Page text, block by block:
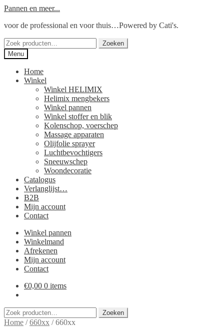
Ga
naar
Ga
de
Pannen en meer...
voor de professional en voor thuis…Powered by Cati's.
Zoeken
naar:
Zoeken
Menu
Home
Winkel
Winkel HELIMIX
Helimix mengbekers
Winkel pannen
Winkel stoffer en blik
Kolenschop, voerschep
Massage apparaten
Olijfolie sprayer
Luchtbevochtigers
Sneeuwschep
Woondecoratie
Catalogus
Verlanglijst…
B2B
Mijn account
Contact
Winkel pannen
Winkelmand
Afrekenen
Mijn account
Contact
€0,00 0 items
Zoeken
naar:
Zoeken
Home /660xx /660xx